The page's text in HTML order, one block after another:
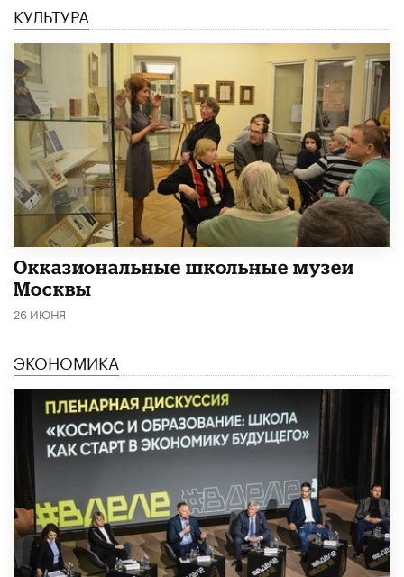
КУЛЬТУРА
​Окказиональные школьные музеи
Москвы
26 ИЮНЯ
ЭКОНОМИКА